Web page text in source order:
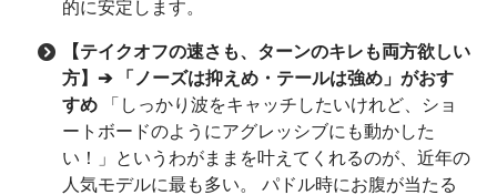
的に安定します。
【テイクオフの速さも、ターンのキレも両方欲しい
方】➔ 「ノーズは抑えめ・テールは強め」がおす
すめ 「しっかり波をキャッチしたいけれど、ショ
ートボードのようにアグレッシブにも動かした
い！」というわがままを叶えてくれるのが、近年の
人気モデルに最も多い。 パドル時にお腹が当たる